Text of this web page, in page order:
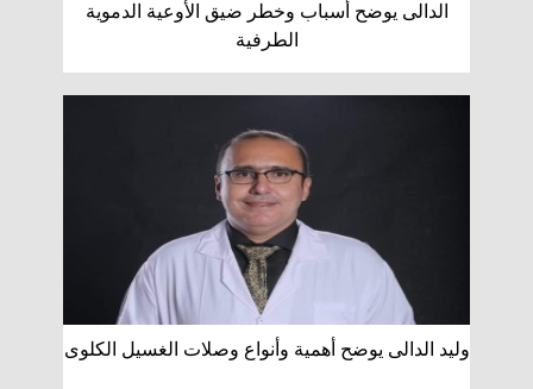
الدالى يوضح أسباب وخطر ضيق الأوعية الدموية
الطرفية
وليد الدالى يوضح أهمية وأنواع وصلات الغسيل الكلوى